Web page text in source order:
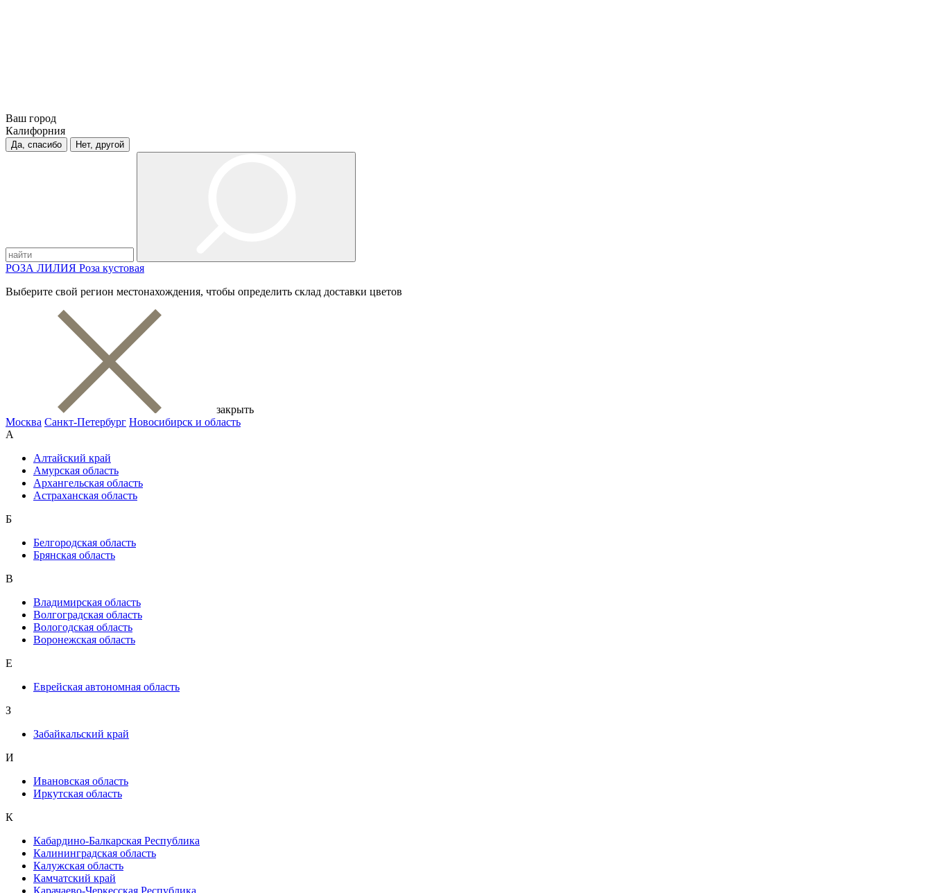
Ваш город
Калифорния
Да, спасибо Нет, другой
РОЗА ЛИЛИЯ Роза кустовая
Выберите свой регион местонахождения, чтобы определить склад доставки цветов
закрыть
Москва Санкт-Петербург Новосибирск и область
А
Алтайский край
Амурская область
Архангельская область
Астраханская область
Б
Белгородская область
Брянская область
В
Владимирская область
Волгоградская область
Вологодская область
Воронежская область
Е
Еврейская автономная область
З
Забайкальский край
И
Ивановская область
Иркутская область
К
Кабардино-Балкарская Республика
Калининградская область
Калужская область
Камчатский край
Карачаево-Черкесская Республика